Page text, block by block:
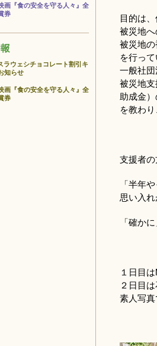
目的は
被災地
被災地
を行っ
一般社
被災地
助成金
を教わ
支援者
「半年
思い入
「確か
１日目
２日目
素人写
画『食の安全を守る人々』全
券
ラウェシチョコレート割引キ
知らせ
画『食の安全を守る人々』全
券